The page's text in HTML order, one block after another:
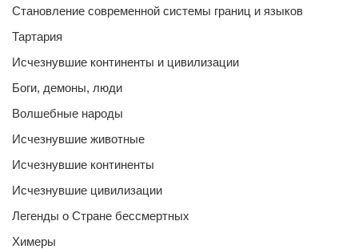
Становление современной системы границ и языков
Тартария
Исчезнувшие континенты и цивилизации
Боги, демоны, люди
Волшебные народы
Исчезнувшие животные
Исчезнувшие континенты
Исчезнувшие цивилизации
Легенды о Стране бессмертных
Химеры